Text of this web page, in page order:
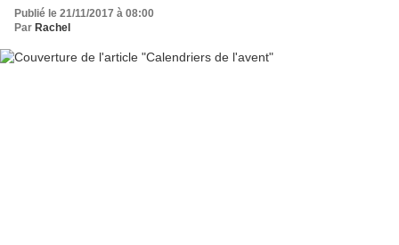
Publié le 21/11/2017 à 08:00
Par Rachel